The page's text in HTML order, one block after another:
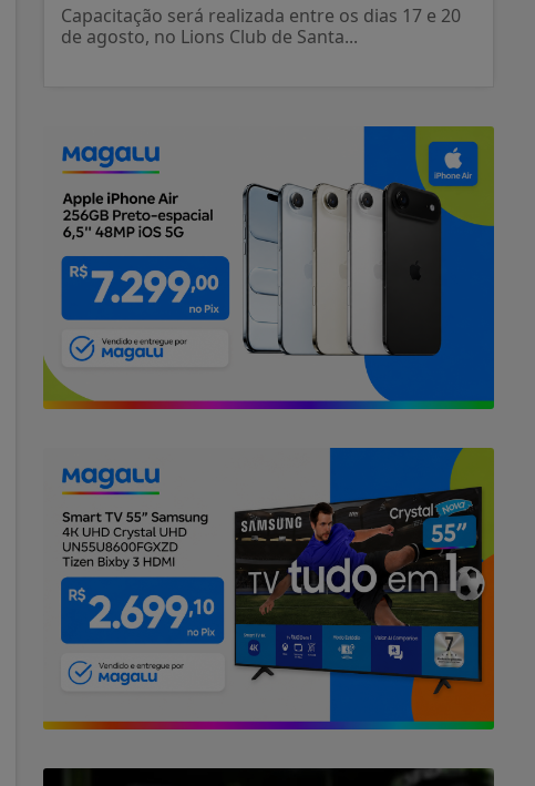
Capacitação será realizada entre os dias 17 e 20
de agosto, no Lions Club de Santa...